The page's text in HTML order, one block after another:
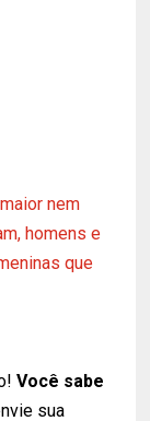
nem
homens e
que
Você sabe
sua